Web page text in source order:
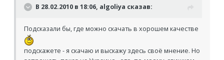
В 28.02.2010 в 18:06, algoliya сказав:
Подсказали бы, где можно скачать в хорошем качестве
подскажете - я скачаю и выскажу здесь своё мнение. Но